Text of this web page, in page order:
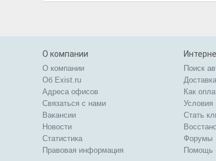
О компании
О компании
Об Exist.ru
Адреса офисов
Связаться с нами
Вакансии
Новости
Статистика
Правовая информация
Поиск
Как
Условия
Стать
Форумы
Помощь